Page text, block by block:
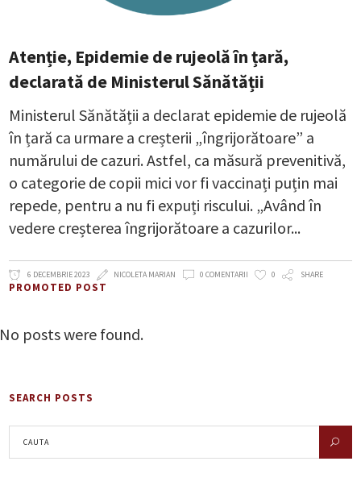
Atenție, Epidemie de rujeolă în țară,
declarată de Ministerul Sănătății
Ministerul Sănătății a declarat epidemie de rujeolă
în țară ca urmare a creșterii „îngrijorătoare” a
numărului de cazuri. Astfel, ca măsură prevenitivă,
o categorie de copii mici vor fi vaccinați puțin mai
repede, pentru a nu fi expuți riscului. „Având în
vedere creșterea îngrijorătoare a cazurilor
6 DECEMBRIE 2023 NICOLETA MARIAN 0 COMENTARII 0 SHARE
PROMOTED POST
No posts were found.
SEARCH POSTS